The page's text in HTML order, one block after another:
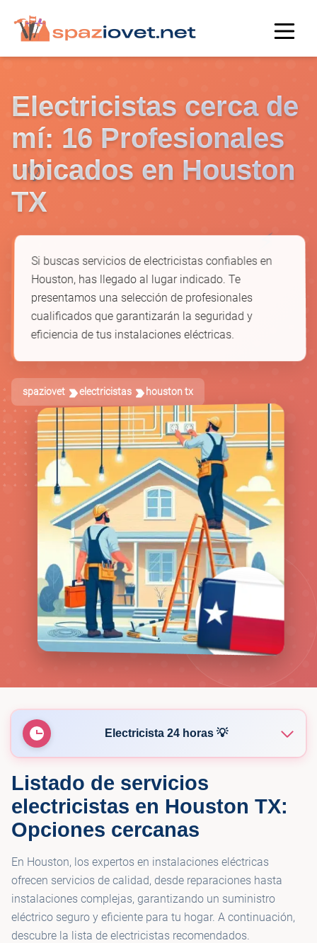
💡
⚡
🔌
🛠️
🔋
Electricistas cerca de
mí: 16 Profesionales
ubicados en Houston
TX
Si buscas servicios de electricistas confiables en
Houston, has llegado al lugar indicado. Te
presentamos una selección de profesionales
cualificados que garantizarán la seguridad y
eficiencia de tus instalaciones eléctricas.
spaziovet electricistas houston tx
Electricista 24 horas 💡
💡 ESP Electrical Services Houston
💡 Electrical Masters Company Inc.
💡 Nextdoor Electric
💡 All American Electric LLC
Listado de servicios
electricistas en Houston TX:
Opciones cercanas
En Houston, los expertos en instalaciones eléctricas
ofrecen servicios de calidad, desde reparaciones hasta
instalaciones complejas, garantizando un suministro
eléctrico seguro y eficiente para tu hogar. A continuación,
descubre la lista de electricistas recomendados.